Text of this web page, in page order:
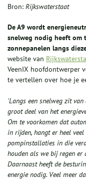
Bron: Rijkswaterstaat
De A9 wordt
snelweg nodig heeft om
zonnepanelen langs
website van
VeenIX hoofdontwerper
te vertellen over hoe je
'Langs een snelweg zit
groot deel van het
Om te voorkomen dat
in rijden, hangt er heel
pompinstallaties in die
houden als we bij regen er
Daarnaast heeft de
energie nodig. Veel meer